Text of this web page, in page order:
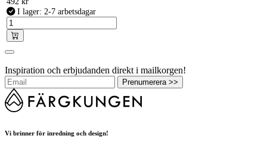
I lager: 2-7 arbetsdagar
Inspiration och erbjudanden direkt i mailkorgen!
Prenumerera >>
Vi brinner för inredning och design!